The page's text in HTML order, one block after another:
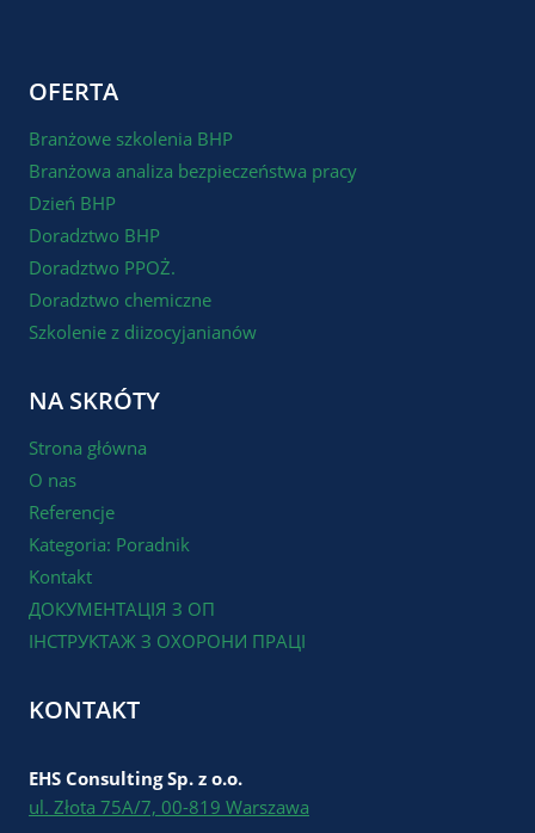
OFERTA
Branżowe szkolenia BHP
Branżowa analiza bezpieczeństwa pracy
Dzień BHP
Doradztwo BHP
Doradztwo PPOŻ.
Doradztwo chemiczne
Szkolenie z diizocyjanianów
NA SKRÓTY
Strona główna
O nas
Referencje
Kategoria: Poradnik
Kontakt
ДОКУМЕНТАЦІЯ З ОП
ІНСТРУКТАЖ З ОХОРОНИ ПРАЦІ
KONTAKT
EHS Consulting Sp. z o.o.
ul. Złota 75A/7, 00-819 Warszawa